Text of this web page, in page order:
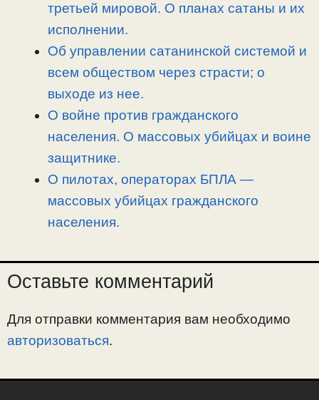
третьей мировой. О планах сатаны и их
исполнении.
Об управлении сатанинской системой и
всем обществом через страсти; о
выходе из нее.
О войне против гражданского
населения. О массовых убийцах и воине
защитнике.
О пилотах, операторах БПЛА —
массовых убийцах гражданского
населения.
Оставьте комментарий
Для отправки комментария вам необходимо
авторизоваться.